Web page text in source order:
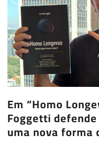
Em “Homo
Foggetti
uma nova forma